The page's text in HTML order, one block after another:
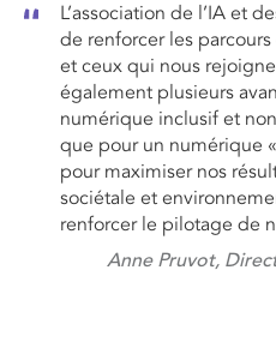
L’association de l’IA et
de renforcer les
et ceux qui nous
également plusieurs
numérique inclusif et
que pour un numérique
pour maximiser nos
sociétale et
renforcer le pilotage de
Anne Pruvot,